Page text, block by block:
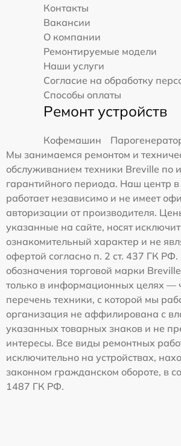
Контакты
Вакансии
О компании
Ремонтируемые модели
Наши услуги
Согласие на обработку
Способы оплаты
Ремонт устройств
Кофемашин
Мы занимаемся ремонтом и
обслуживанием техники Breville по
гарантийного периода. Наш центр
работает независимо и не имеет
авторизации от производителя.
указанные на сайте, носят
ознакомительный характер и не
офертой согласно п. 2 ст. 437 ГК
обозначения торговой марки
только в информационных целях —
перечень техники, с которой мы
организация не аффилирована с
указанных товарных знаков и не
интересы. Все виды ремонтных
исключительно на устройствах,
законном гражданском обороте, в
1487 ГК РФ.